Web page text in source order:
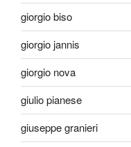
giorgio biso
giorgio jannis
giorgio nova
giulio pianese
giuseppe granieri